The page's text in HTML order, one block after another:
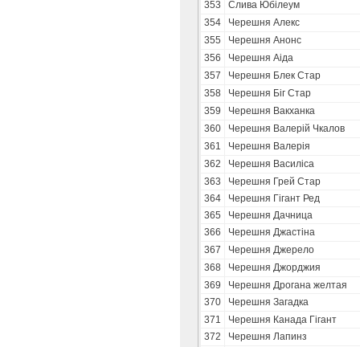
353
Слива Юбілеум
354
Черешня Алекс
355
Черешня Анонс
356
Черешня Аіда
357
Черешня Блек Стар
358
Черешня Біг Стар
359
Черешня Вакханка
360
Черешня Валерій Чкалов
361
Черешня Валерія
362
Черешня Василіса
363
Черешня Грей Стар
364
Черешня Гігант Ред
365
Черешня Дачница
366
Черешня Джастіна
367
Черешня Джерело
368
Черешня Джорджия
369
Черешня Дрогана желтая
370
Черешня Загадка
371
Черешня Канада Гігант
372
Черешня Лапинз